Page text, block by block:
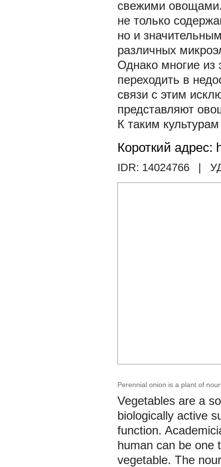
свежими
не только
но и
различных
Однако многие из
переходить в
связи с этим
представляют
К таким
Короткий адрес:
IDR: 14024766 |
Perennial onion is a plant of
Vegetables are a
biologically active
function.
human can be one
vegetable. The